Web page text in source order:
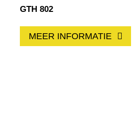
GTH 802
MEER INFORMATIE